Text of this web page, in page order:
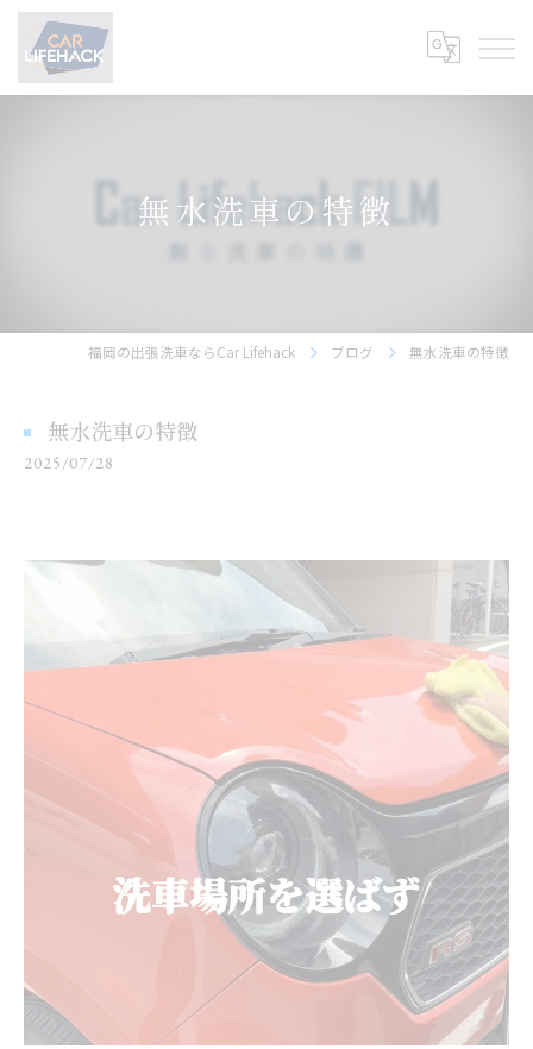
無水洗車の特徴
福岡の出張洗車ならCar Lifehack ブログ 無水洗車の特徴
無水洗車の特徴
2025/07/28